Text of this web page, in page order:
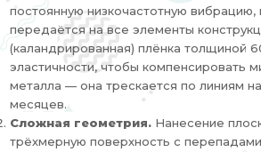
постоянную низкочастотную вибрацию,
передаётся на все элементы
(каландрированная) плёнка толщиной
эластичности, чтобы компенсировать
металла — она трескается по линиям
месяцев.
Сложная геометрия. Нанесение
трёхмерную поверхность с перепадами